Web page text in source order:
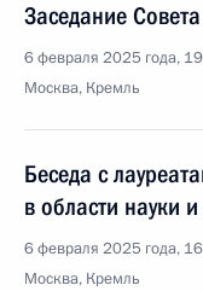
Заседание
6 февраля 2025 года,
Москва, Кремль
Беседа с
в области науки
6 февраля 2025 года,
Москва, Кремль